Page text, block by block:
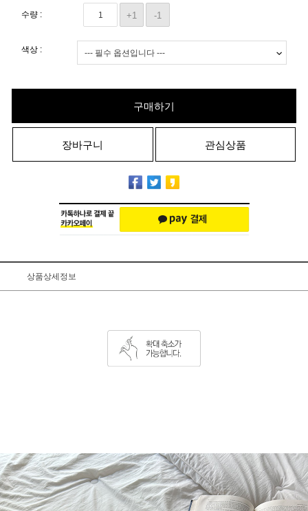
수량 : +1 -1
색상 :
구매하기
장바구니 관심상품
상품상세정보